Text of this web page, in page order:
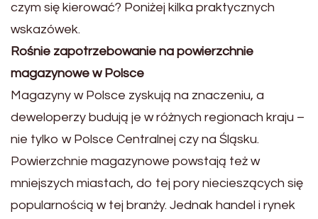
czym się kierować? Poniżej kilka praktycznych
wskazówek.
Rośnie zapotrzebowanie na powierzchnie
magazynowe w Polsce
Magazyny w Polsce zyskują na znaczeniu, a
deweloperzy budują je w różnych regionach kraju –
nie tylko w Polsce Centralnej czy na Śląsku.
Powierzchnie magazynowe powstają też w
mniejszych miastach, do tej pory niecieszących się
popularnością w tej branży. Jednak handel i rynek